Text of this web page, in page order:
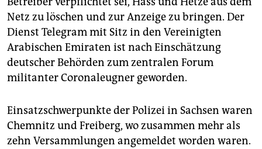
Netz zu löschen und zur Anzeige zu bringen. Der
Dienst Telegram mit Sitz in den Vereinigten
Arabischen Emiraten ist nach Einschätzung
deutscher Behörden zum zentralen Forum
militanter Coronaleugner geworden.
Einsatzschwerpunkte der Polizei in Sachsen waren
Chemnitz und Freiberg, wo zusammen mehr als
zehn Versammlungen angemeldet worden waren.